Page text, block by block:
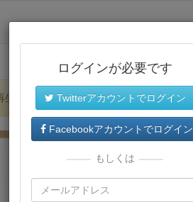
生環境が提供されます。
ログインが必要です
Twitterアカウントでログイン
Facebookアカウントでログイン
もしくは